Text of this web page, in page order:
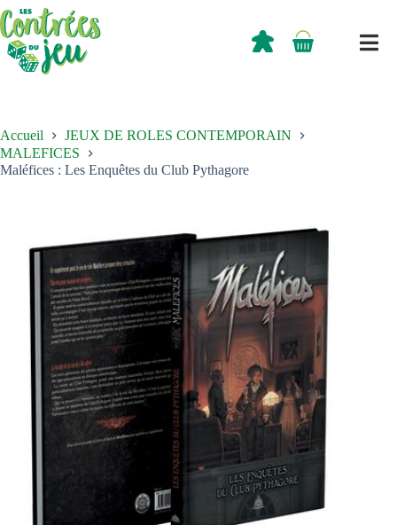
Passer
au
contenu
Panier
0,00
Accueil
JEUX DE ROLES CONTEMPORAIN
MALEFICES
Maléfices : Les Enquêtes du Club Pythagore